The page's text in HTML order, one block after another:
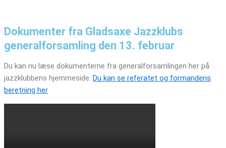
Dokumenter fra Gladsaxe Jazzklubs
generalforsamling den 13. februar
Du kan nu læse dokumenterne fra generalforsamlingen her på
jazzklubbens hjemmeside. Du kan se referatet og formandens
beretning her